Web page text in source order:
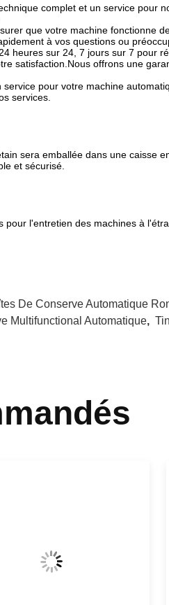
complet et un service pour
que votre machine fonctionne
à vos questions ou
heures sur 24, 7 jours sur 7 pour
satisfaction.Nous offrons une
pour votre machine
services.
sera emballée dans une caisse
et sécurisé.
l'entretien des machines à
De Conserve Automatique
Multifunctional Automatique,